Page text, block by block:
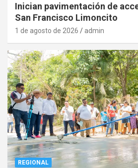
Inician pavimentación de
San Francisco Limoncito
1 de agosto de 2026 admin
REGIONAL